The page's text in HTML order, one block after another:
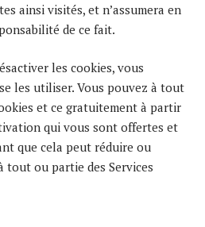
ainsi visités, et n’assumera en
de ce fait.
les cookies, vous
les utiliser. Vous pouvez à tout
et ce gratuitement à partir
qui vous sont offertes et
que cela peut réduire ou
tout ou partie des Services